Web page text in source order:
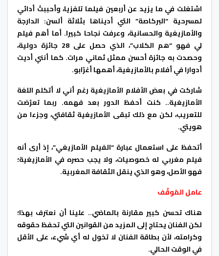
اشتغلت في ما يزيد عن أربعين فيلما تلفزيا، وأحببتُ أدائي
لمسرحية “البركاصة” التي أديناها بثلاثة ألسن: الدارجة
والأمازيغية والحسانية، وعرفت نجاحا كبيرا. أما أهم فيلم
لي فهو “هم الكلاب”، الذي حصل على 28 جائزة دولية،
وحصدت به جائزة أحسن ممثل ثماني مرات. كما أنني أديت
أدوارا في أفلام بالأمازيغية، أهمها أغرّابو.
شاركت في بعض الأفلام الأمازيغية رغم أني لا أتكلم اللغة
الأمازيغية.. كنت أحفظ الدور بعد فهمه. ربما تعرّضت
للتعريب، لكن مع ذلك تبقى الأمازيغية ثقافتي، وجزءا من
هويتي.
أتحفظ على استعمال عبارة “الفيلم الأمازيغي”، إذ أرى أنه
فيلم مغربي له خصوصيات، ولا يجب حصره في الأمازيغية؛
فهو الأصل، وهو الذي ينقل الثقافة المغربية.
عامل المُوقْف
هناك تحسن كبير مقارنة بالماضي.. علينا أن نعترف بهذا؛
لكن الفنان يحتاج إلى المزيد من القوانين التي تحفظ حقوقه
وكرامته، لأن بطاقة الفنان لا تخول له أي شيء، على الأقل
في الوقت الحالي.